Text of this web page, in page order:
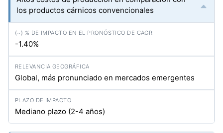
los productos cárnicos convencionales
-1.40%
Global, más pronunciado en mercados emergentes
Mediano plazo (2-4 años)